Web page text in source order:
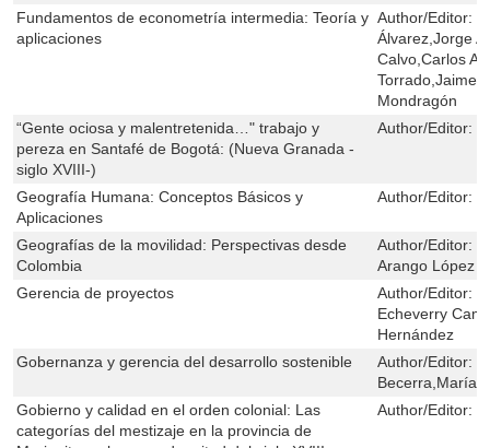
Fundamentos de econometría intermedia: Teoría y
aplicaciones
Author/Editor:
Álvarez,Jorge
Calvo,Carlos
Torrado,Jaime
Mondragón
“Gente ociosa y malentretenida…" trabajo y
pereza en Santafé de Bogotá: (Nueva Granada -
siglo XVIII-)
Author/Editor:
Geografía Humana: Conceptos Básicos y
Aplicaciones
Author/Editor:
Geografías de la movilidad: Perspectivas desde
Colombia
Author/Editor:
Arango López
Gerencia de proyectos
Author/Editor:
Echeverry
Hernández
Gobernanza y gerencia del desarrollo sostenible
Author/Editor:
Becerra,María
Gobierno y calidad en el orden colonial: Las
categorías del mestizaje en la provincia de
Author/Editor: